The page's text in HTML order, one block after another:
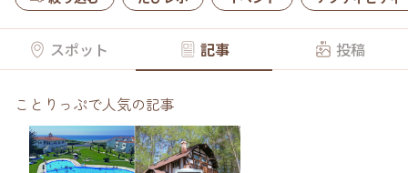
スポット 記事 投稿
ことりっぷで人気の記事